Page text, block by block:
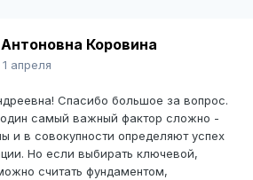
Коровина
1 апреля
Спасибо большое за вопрос.
самый важный фактор сложно -
и в совокупности определяют успех
Но если выбирать ключевой,
считать фундаментом,